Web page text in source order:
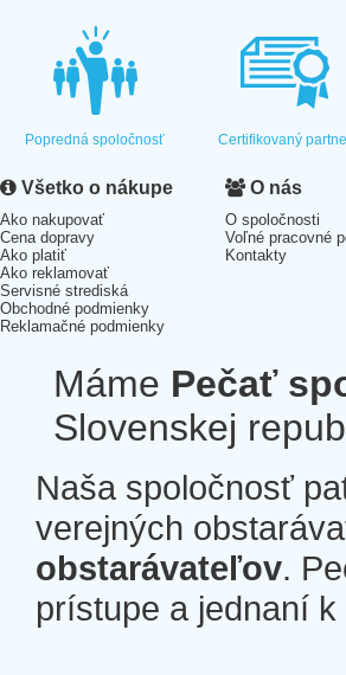
Popredná spoločnosť Certifikovaný
Všetko o nákupe
Ako nakupovať
Cena dopravy
Ako platiť
Ako reklamovať
Servisné strediská
Obchodné podmienky
Reklamačné podmienky
O nás
O spoločnosti
Voľné pracovné
Kontakty
Máme Pečať
Slovenskej
Naša spoločnosť
verejných
obstarávateľov.
prístupe a jednaní